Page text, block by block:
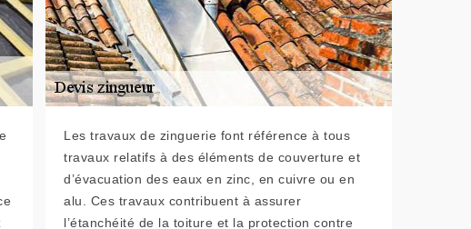
Les travaux de zinguerie font référence à tous
travaux relatifs à des éléments de couverture et
d’évacuation des eaux en zinc, en cuivre ou en
alu. Ces travaux contribuent à assurer
l’étanchéité de la toiture et la protection contre